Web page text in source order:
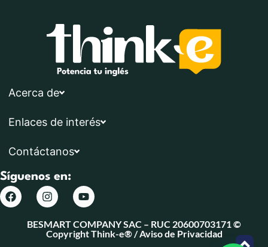
Acerca de
Enlaces de interés
Contáctanos
Síguenos en:
BESMART COMPANY SAC – RUC 20600703171 ©
Copyright Think-e® /Aviso de Privacidad